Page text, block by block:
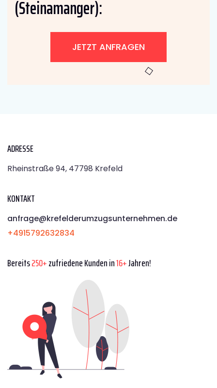
(Steinamanger):
JETZT ANFRAGEN
ADRESSE
Rheinstraße 94, 47798 Krefeld
KONTAKT
anfrage@krefelderumzugsunternehmen.de
+4915792632834
Bereits250+zufriedene Kunden in16+Jahren!